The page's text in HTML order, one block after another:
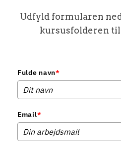
Udfyld formularen
kursusfolderen
Fulde navn*
Email*